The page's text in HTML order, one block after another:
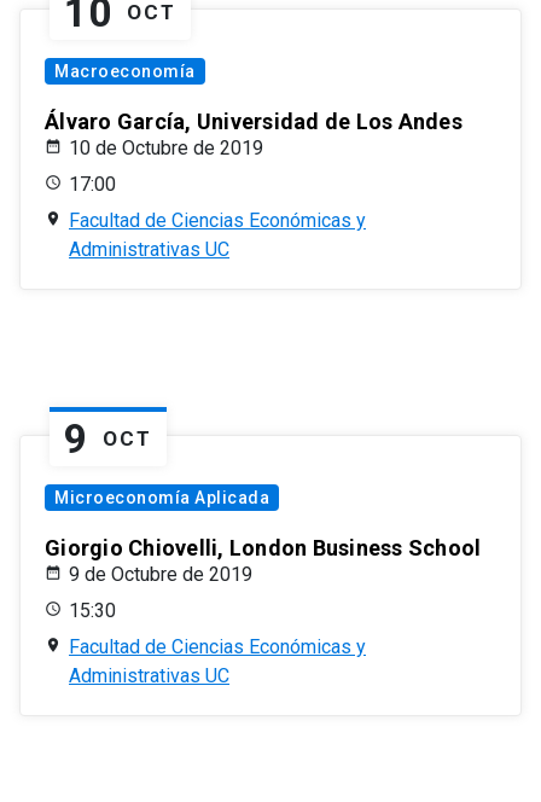
10 OCT
Macroeconomía
Álvaro García, Universidad de Los Andes
10 de Octubre de 2019
17:00
Facultad de Ciencias Económicas y
Administrativas UC
9 OCT
Microeconomía Aplicada
Giorgio Chiovelli, London Business School
9 de Octubre de 2019
15:30
Facultad de Ciencias Económicas y
Administrativas UC